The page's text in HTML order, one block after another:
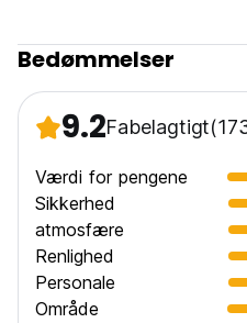
Det tager ca. 10 min g?tur til
rden, og bare 2 min til Plac
Bedømmelser
9.2Fabelagtigt
Værdi for pengene
Sikkerhed
atmosfære
Renlighed
Personale
Område